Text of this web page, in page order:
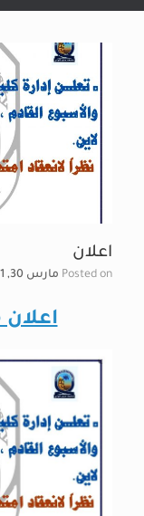
اعلان
Posted on مارس 30, 2021